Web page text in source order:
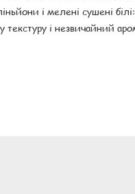
і мелені сушені
текстуру і незвичайний